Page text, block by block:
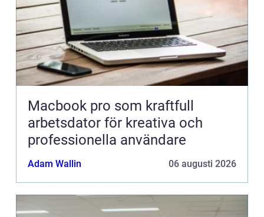
Macbook pro som kraftfull
arbetsdator för kreativa och
professionella användare
Adam Wallin 06 augusti 2026